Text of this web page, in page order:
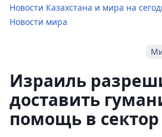
Новости Казахстана и мира на
Новости мира
Израиль
доставить
помощь в сектор